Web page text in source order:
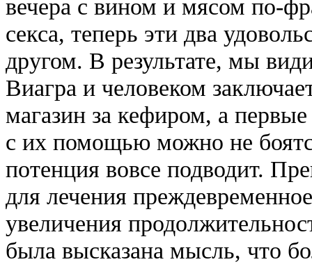
вечера с вином и мясом по-
секса, теперь эти два
другом. В результате, мы
Виагра и человеком
магазин за кефиром, а
с их помощью можно не
потенция вовсе подводит.
для лечения
увеличения
была высказана мысль, что